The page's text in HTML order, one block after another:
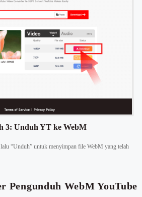
3: Unduh YT ke WebM
“Unduh” untuk menyimpan file WebM yang telah
Pengunduh WebM YouTube